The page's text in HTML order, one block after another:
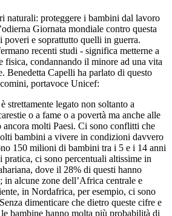
naturali: proteggere i bambini dal lavoro
Giornata mondiale contro questa
poveri e soprattutto quelli in guerra.
recenti studi - significa metterne a
fisica, condannando il minore ad una vita
Benedetta Capelli ha parlato di questo
portavoce Unicef:
strettamente legato non soltanto a
o a fame o a povertà ma anche alle
molti Paesi. Ci sono conflitti che
bambini a vivere in condizioni davvero
150 milioni di bambini tra i 5 e i 14 anni
ci sono percentuali altissime in
dove il 28% di questi hanno
alcune zone dell’Africa centrale e
in Nordafrica, per esempio, ci sono
dimenticare che dietro queste cifre e
bambine hanno molta più probabilità di